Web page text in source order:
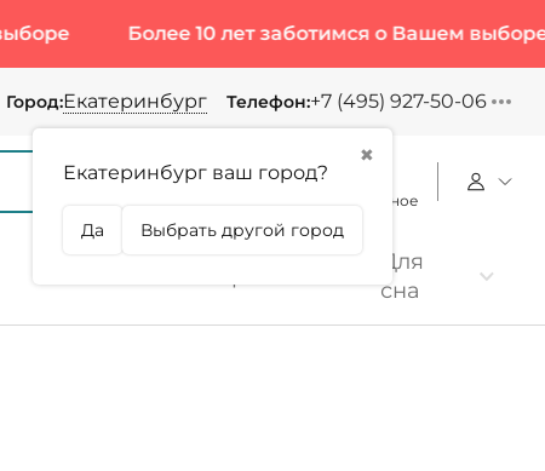
Более 10 лет заботимся о Вашем выборе
Город:Екатеринбург
✖
Екатеринбург ваш город?
Да Выбрать другой город
Телефон:+7 (495) 927-50-06
Избранное
Для
сна